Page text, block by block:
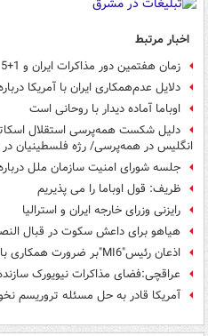
اخبار مرتبط
زمان هفتمین دور مذاکرات ایران و 1+5
دلایل عدم‌همکاری ایران با آمریکا
اوباما آماده دیدار با روحانی است
دلیل شکست همه‌پرسی استقلال
انگلیس در همه‌پرسی/ رژه فلسطینیان در
جلسه شورای امنیت سازمان ملل
ظریف: قول اوباما را می پذیریم
رایزنی وزرای خارجه ایران و استرالیا
هیاهو برای داعش سکوت در قبال
اذعان رئیس"MI6"بر ضرورت همکاری با ایران
عراقچی:فضای مذاکرات نیویورک
آمریکا قادر به حل مسئله تروریسم